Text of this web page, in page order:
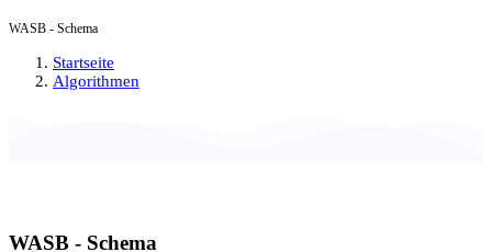
WASB - Schema
Startseite
Algorithmen
WASB - Schema